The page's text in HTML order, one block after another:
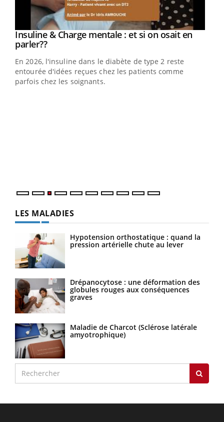
Youtube
Insuline & Charge mentale : et si on osait en
parler??Youtube
En 2026, l'insuline dans le diabète de type 2 reste
entourée d'idées reçues chez les patients comme
parfois chez les soignants.
LES MALADIES
Hypotension orthostatique : quand la
pression artérielle chute au lever
Drépanocytose : une déformation des
globules rouges aux conséquences
graves
Maladie de Charcot (Sclérose latérale
amyotrophique)